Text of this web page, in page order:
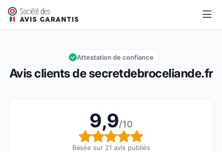
secretdebroceliande.fr
Note globale : 9,9 sur 10
9,9/10
Avis clients de secretdebroceliande.fr
Attestation de confiance
9,9/10
Note globale : 9,9 sur
Basée sur 21 avis publiés